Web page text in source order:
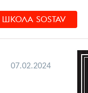
ШКОЛА SOSTAV
07.02.2024